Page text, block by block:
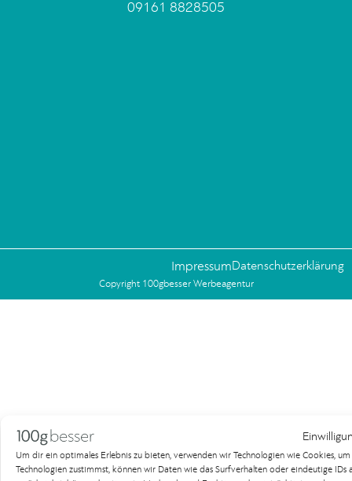
Um dir ein optimales Erlebnis zu bieten, verwenden wir Technologien wie Cookies,
Technologien zustimmst, können wir Daten wie das Surfverhalten oder eindeutige
09161 8828505
Copyright 100gbesser Werbeagentur
Datenschutzerklärung
Impressum